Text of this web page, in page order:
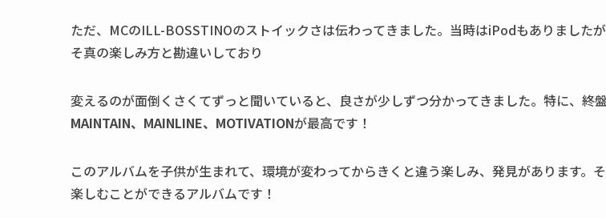
ただ、MCのILL-BOSSTINOのストイックさは伝わってきました。当時はiPodもありました
そ真の楽しみ方と勘違いしており
変えるのが面倒くさくてずっと聞いていると、良さが少しずつ分かってきました。特に、終
MAINTAIN、MAINLINE、MOTIVATIONが最高です！
このアルバムを子供が生まれて、環境が変わってからきくと違う楽しみ、発見があります。
楽しむことができるアルバムです！